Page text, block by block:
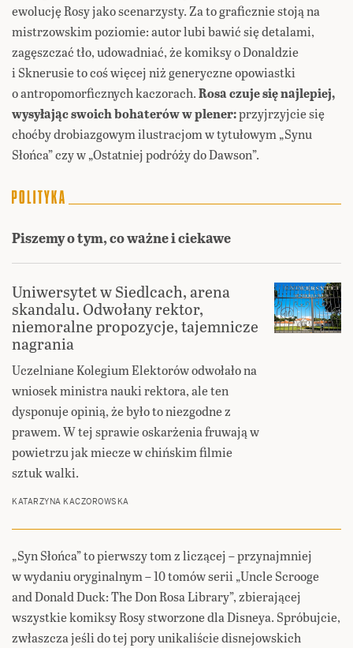
ewolucję Rosy jako scenarzysty. Za to graficznie stoją na
mistrzowskim poziomie: autor lubi bawić się detalami,
zagęszczać tło, udowadniać, że komiksy o Donaldzie
i Sknerusie to coś więcej niż generyczne opowiastki
o antropomorficznych kaczorach.Rosa czuje się najlepiej,
wysyłając swoich bohaterów w plener:przyjrzyjcie się
choćby drobiazgowym ilustracjom w tytułowym „Synu
Słońca” czy w „Ostatniej podróży do Dawson”.
Piszemy o tym, co ważne i ciekawe
Uniwersytet w Siedlcach, arena
skandalu. Odwołany rektor,
niemoralne propozycje, tajemnicze
nagrania
Uczelniane Kolegium Elektorów odwołało na
wniosek ministra nauki rektora, ale ten
dysponuje opinią, że było to niezgodne z
prawem. W tej sprawie oskarżenia fruwają w
powietrzu jak miecze w chińskim filmie
sztuk walki.
KATARZYNA KACZOROWSKA
„Syn Słońca” to pierwszy tom z liczącej – przynajmniej
w wydaniu oryginalnym – 10 tomów serii „Uncle Scrooge
and Donald Duck: The Don Rosa Library”, zbierającej
wszystkie komiksy Rosy stworzone dla Disneya. Spróbujcie,
zwłaszcza jeśli do tej pory unikaliście disnejowskich